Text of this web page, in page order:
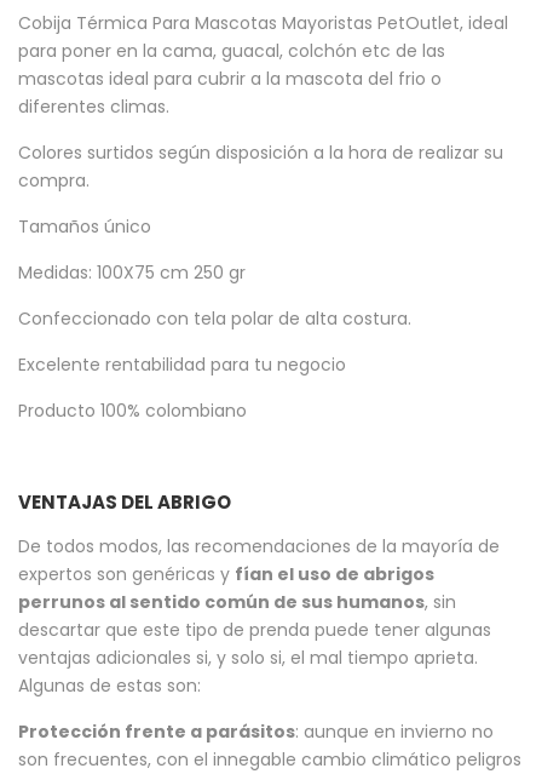
Cobija Térmica Para Mascotas Mayoristas PetOutlet, ideal
para poner en la cama, guacal, colchón etc de las
mascotas ideal para cubrir a la mascota del frio o
diferentes climas.
Colores surtidos según disposición a la hora de realizar su
compra.
Tamaños único
Medidas: 100X75 cm 250 gr
Confeccionado con tela polar de alta costura.
Excelente rentabilidad para tu negocio
Producto 100% colombiano
VENTAJAS DEL ABRIGO
De todos modos, las recomendaciones de la mayoría de
expertos son genéricas y fían el uso de abrigos
perrunos al sentido común de sus humanos, sin
descartar que este tipo de prenda puede tener algunas
ventajas adicionales si, y solo si, el mal tiempo aprieta.
Algunas de estas son:
Protección frente a parásitos: aunque en invierno no
son frecuentes, con el innegable cambio climático peligros